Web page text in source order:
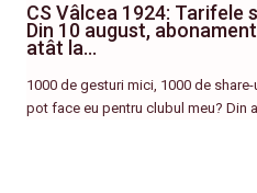
CS Vâlcea 1924: Tarifele
Din 10 august,
atât la…
1000 de gesturi mici, 1000 de
pot face eu pentru clubul meu? Din